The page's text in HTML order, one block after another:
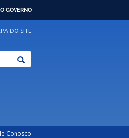
GOVERNO
DO SITE
Conosco